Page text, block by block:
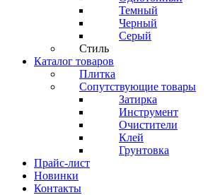
Темный
Черный
Серый
Стиль
Каталог товаров
Плитка
Сопутствующие товары
Затирка
Инструмент
Очистители
Клей
Грунтовка
Прайс-лист
Новинки
Контакты